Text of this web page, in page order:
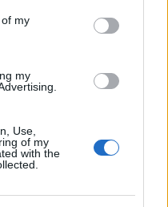
my
my
Use,
of my
with the
preoccupazioni riguardanti
in questo caso Cassetti, di
ha previsto, per la
per Cassetti,
AlwaysOn, in grado
qualora la principale